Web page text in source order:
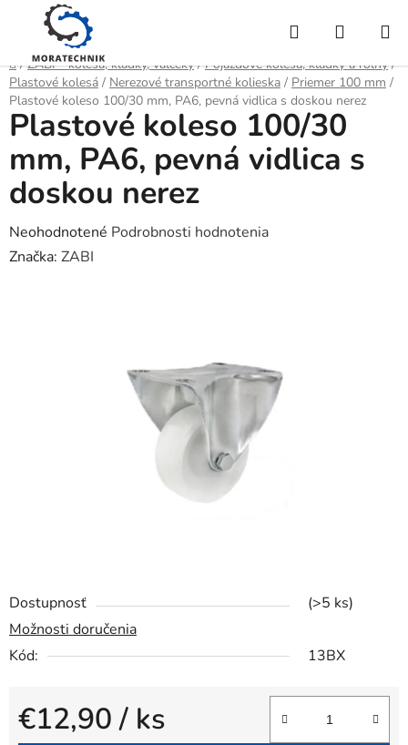
Hľadať
KOŠÍK
Domov
/ ZABI - kolesá, kladky, valčeky / Pojazdové kolesá, kladky a roľny /
Plastové kolesá / Nerezové transportné kolieska / Priemer 100 mm /
Plastové koleso 100/30 mm, PA6, pevná vidlica s doskou nerez
Dostupnosť
(>5 ks)
Možnosti doručenia
Kód:
13BX
€12,90/ ks
Plastové koleso 100/30
mm, PA6, pevná vidlica s
doskou nerez
Priemerné
hodnotenie
Neohodnotené Podrobnosti hodnotenia
Značka: ZABI